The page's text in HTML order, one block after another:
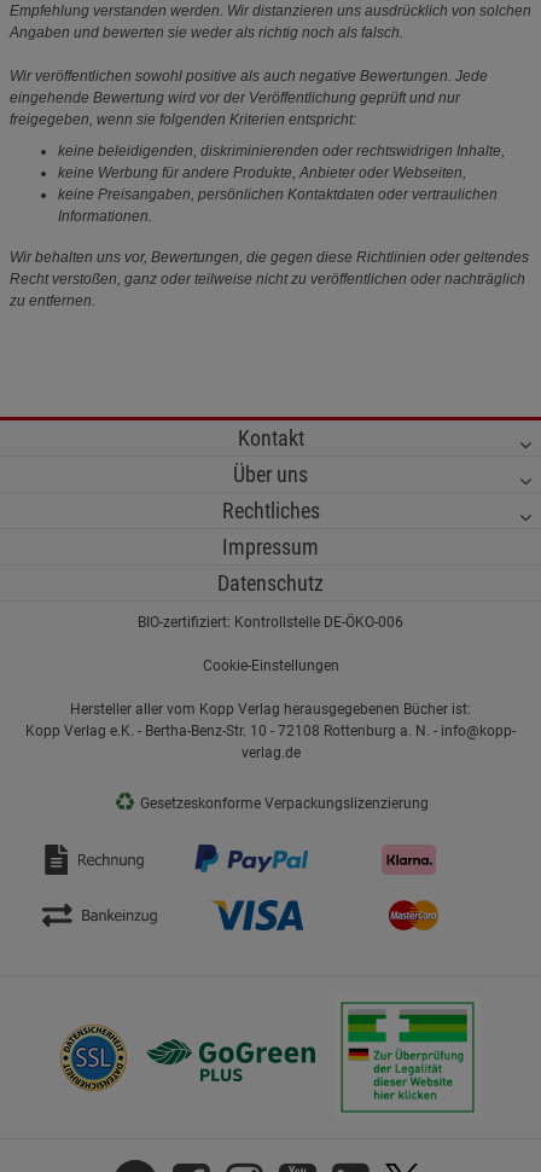
Empfehlung verstanden werden. Wir distanzieren uns ausdrücklich von solchen
Angaben und bewerten sie weder als richtig noch als falsch.
Wir veröffentlichen sowohl positive als auch negative Bewertungen. Jede
eingehende Bewertung wird vor der Veröffentlichung geprüft und nur
freigegeben, wenn sie folgenden Kriterien entspricht:
keine beleidigenden, diskriminierenden oder rechtswidrigen Inhalte,
keine Werbung für andere Produkte, Anbieter oder Webseiten,
keine Preisangaben, persönlichen Kontaktdaten oder vertraulichen
Informationen.
Wir behalten uns vor, Bewertungen, die gegen diese Richtlinien oder geltendes
Recht verstoßen, ganz oder teilweise nicht zu veröffentlichen oder nachträglich
zu entfernen.
Kontakt
Über uns
Rechtliches
Impressum
Datenschutz
BIO-zertifiziert: Kontrollstelle DE-ÖKO-006
Cookie-Einstellungen
Hersteller aller vom Kopp Verlag herausgegebenen Bücher ist:
Kopp Verlag e.K. - Bertha-Benz-Str. 10 - 72108 Rottenburg a. N. - info@kopp-
verlag.de
♻ Gesetzeskonforme Verpackungslizenzierung